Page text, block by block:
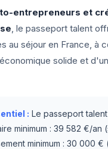
entrepreneurs et
, le passeport talent
au séjour en France, à
solide et
: Le passeport
minimum : 39 582 €/an
minimum : 30 000 €